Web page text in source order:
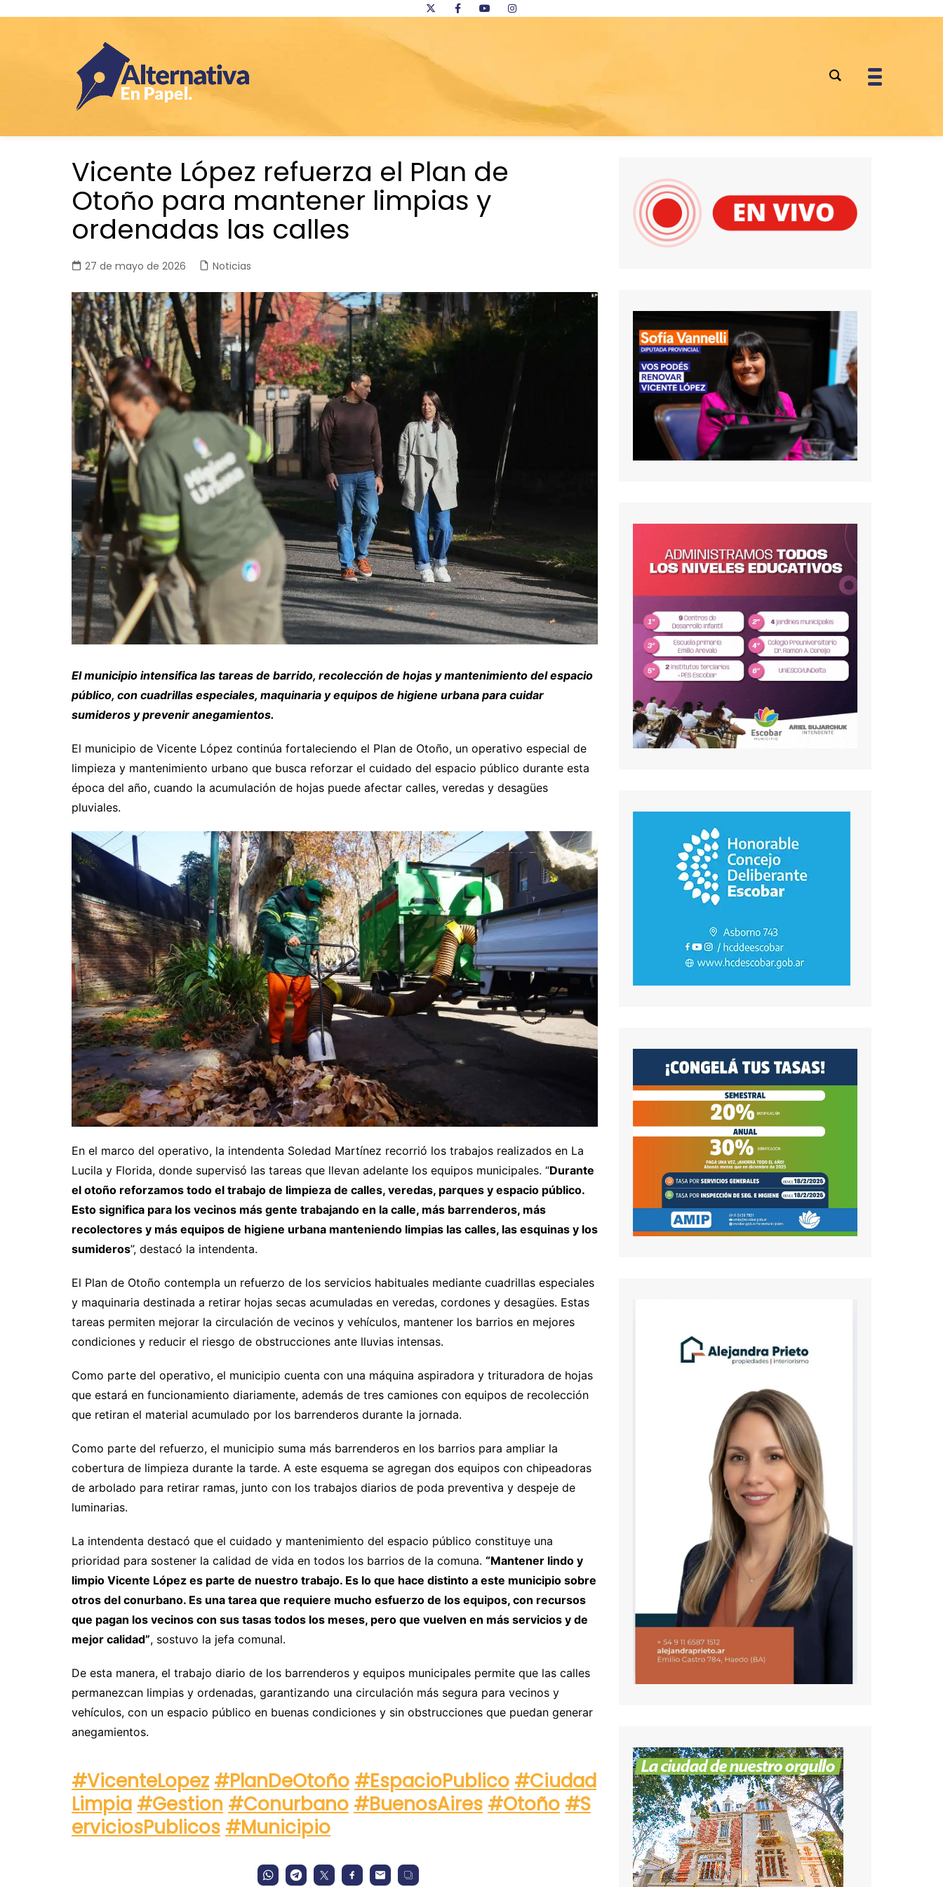
Vicente López refuerza el Plan de
Otoño para mantener limpias y
ordenadas las calles
27 de mayo de 2026 Noticias
El municipio intensifica las tareas de barrido, recolección de hojas y mantenimiento del espacio
público, con cuadrillas especiales, maquinaria y equipos de higiene urbana para cuidar
sumideros y prevenir anegamientos.
El municipio de Vicente López continúa fortaleciendo el Plan de Otoño, un operativo especial de
limpieza y mantenimiento urbano que busca reforzar el cuidado del espacio público durante esta
época del año, cuando la acumulación de hojas puede afectar calles, veredas y desagües
pluviales.
En el marco del operativo, la intendenta Soledad Martínez recorrió los trabajos realizados en La
Lucila y Florida, donde supervisó las tareas que llevan adelante los equipos municipales. “Durante
el otoño reforzamos todo el trabajo de limpieza de calles, veredas, parques y espacio público.
Esto significa para los vecinos más gente trabajando en la calle, más barrenderos, más
recolectores y más equipos de higiene urbana manteniendo limpias las calles, las esquinas y los
sumideros”, destacó la intendenta.
El Plan de Otoño contempla un refuerzo de los servicios habituales mediante cuadrillas especiales
y maquinaria destinada a retirar hojas secas acumuladas en veredas, cordones y desagües. Estas
tareas permiten mejorar la circulación de vecinos y vehículos, mantener los barrios en mejores
condiciones y reducir el riesgo de obstrucciones ante lluvias intensas.
Como parte del operativo, el municipio cuenta con una máquina aspiradora y trituradora de hojas
que estará en funcionamiento diariamente, además de tres camiones con equipos de recolección
que retiran el material acumulado por los barrenderos durante la jornada.
Como parte del refuerzo, el municipio suma más barrenderos en los barrios para ampliar la
cobertura de limpieza durante la tarde. A este esquema se agregan dos equipos con chipeadoras
de arbolado para retirar ramas, junto con los trabajos diarios de poda preventiva y despeje de
luminarias.
La intendenta destacó que el cuidado y mantenimiento del espacio público constituye una
prioridad para sostener la calidad de vida en todos los barrios de la comuna. “Mantener lindo y
limpio Vicente López es parte de nuestro trabajo. Es lo que hace distinto a este municipio sobre
otros del conurbano. Es una tarea que requiere mucho esfuerzo de los equipos, con recursos
que pagan los vecinos con sus tasas todos los meses, pero que vuelven en más servicios y de
mejor calidad”, sostuvo la jefa comunal.
De esta manera, el trabajo diario de los barrenderos y equipos municipales permite que las calles
permanezcan limpias y ordenadas, garantizando una circulación más segura para vecinos y
vehículos, con un espacio público en buenas condiciones y sin obstrucciones que puedan generar
anegamientos.
#VicenteLopez #PlanDeOtoño #EspacioPublico #Ciudad
Limpia #Gestion #Conurbano #BuenosAires #Otoño #S
erviciosPublicos #Municipio